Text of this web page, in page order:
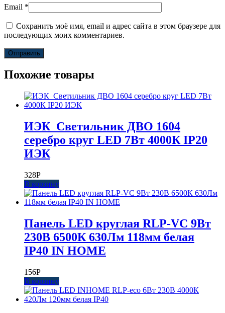
Email *
Сохранить моё имя, email и адрес сайта в этом браузере для
последующих моих комментариев.
Похожие товары
ИЭК_Светильник ДВО 1604
серебро круг LED 7Вт 4000К IP20
ИЭК
328Р
В корзину
Панель LED круглая RLP-VC 9Вт
230В 6500К 630Лм 118мм белая
IP40 IN HOME
156Р
В корзину